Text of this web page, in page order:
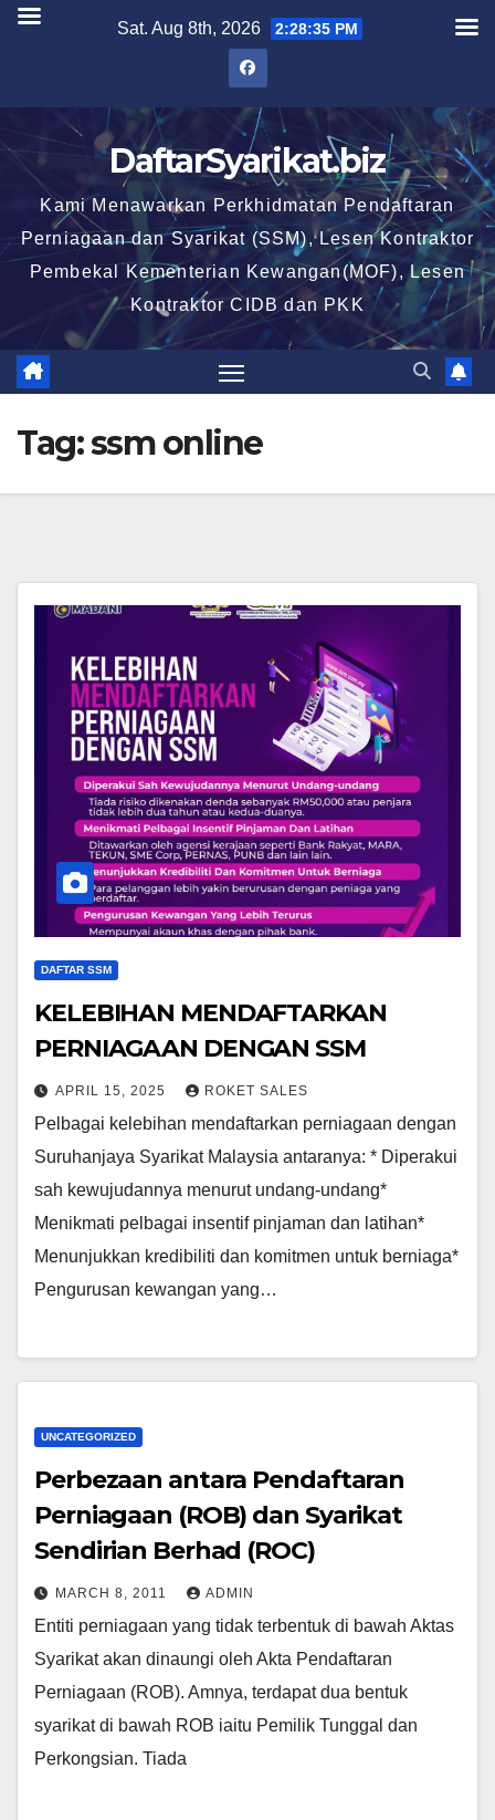
Skip
Sat. Aug 8th, 2026 2:28:36 PM
DaftarSyarikat.biz
Kami Menawarkan Perkhidmatan Pendaftaran
Perniagaan dan Syarikat (SSM), Lesen Kontraktor
Pembekal Kementerian Kewangan(MOF), Lesen
Kontraktor CIDB dan PKK
Tag:ssm online
DAFTAR SSM
KELEBIHAN MENDAFTARKAN
PERNIAGAAN DENGAN SSM
APRIL 15, 2025 ROKET SALES
Pelbagai kelebihan mendaftarkan perniagaan dengan
Suruhanjaya Syarikat Malaysia antaranya: * Diperakui
sah kewujudannya menurut undang-undang*
Menikmati pelbagai insentif pinjaman dan latihan*
Menunjukkan kredibiliti dan komitmen untuk berniaga*
Pengurusan kewangan yang…
UNCATEGORIZED
Perbezaan antara Pendaftaran
Perniagaan (ROB) dan Syarikat
Sendirian Berhad (ROC)
MARCH 8, 2011 ADMIN
Entiti perniagaan yang tidak terbentuk di bawah Aktas
Syarikat akan dinaungi oleh Akta Pendaftaran
Perniagaan (ROB). Amnya, terdapat dua bentuk
syarikat di bawah ROB iaitu Pemilik Tunggal dan
Perkongsian. Tiada